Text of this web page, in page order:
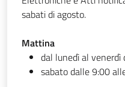
sabati di agosto.
Mattina
dal lunedì al
sabato dalle 9:00